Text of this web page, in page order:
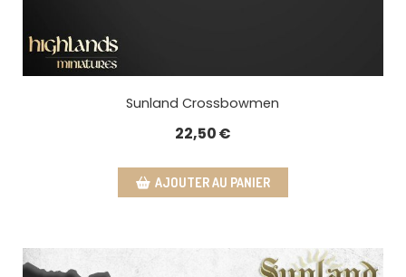
Sunland Crossbowmen
22,50€
AJOUTER AU PANIER